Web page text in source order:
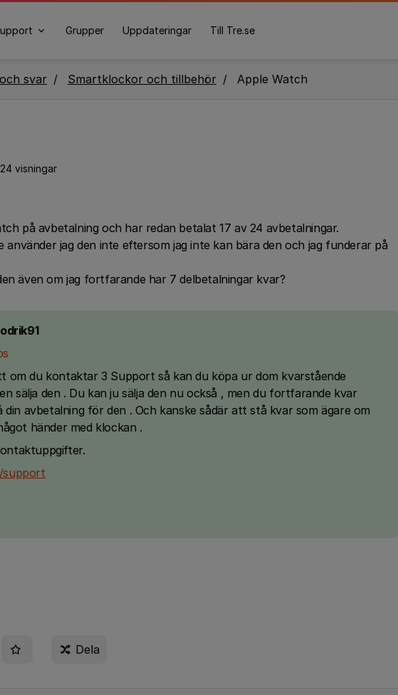
Grupper Uppdateringar Till Tre.se
svar Smartklockor och tillbehör Apple Watch
visningar
på avbetalning och har redan betalat 17 av 24 avbetalningar.
använder jag den inte eftersom jag inte kan bära den och jag funderar på
även om jag fortfarande har 7 delbetalningar kvar?
om du kontaktar 3 Support så kan du köpa ur dom kvarstående
sälja den . Du kan ju sälja den nu också , men du fortfarande kvar
din avbetalning för den . Och kanske sådär att stå kvar som ägare om
händer med klockan .
support
Dela